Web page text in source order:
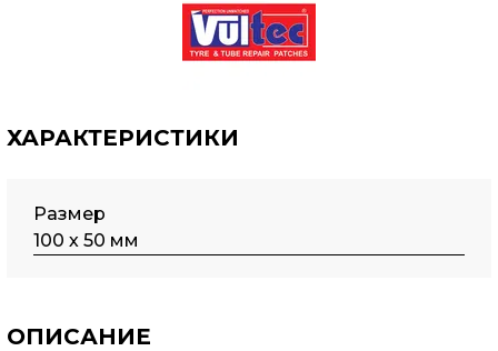
ХАРАКТЕРИСТИКИ
Размер
100 х 50 мм
ОПИСАНИЕ